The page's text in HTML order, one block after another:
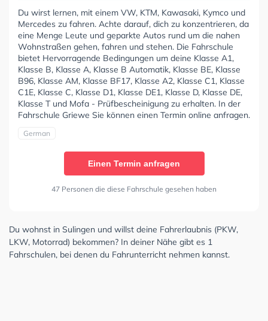
Du wirst lernen, mit einem VW, KTM, Kawasaki, Kymco und
Mercedes zu fahren. Achte darauf, dich zu konzentrieren, da
eine Menge Leute und geparkte Autos rund um die nahen
Wohnstraßen gehen, fahren und stehen. Die Fahrschule
bietet Hervorragende Bedingungen um deine Klasse A1,
Klasse B, Klasse A, Klasse B Automatik, Klasse BE, Klasse
B96, Klasse AM, Klasse BF17, Klasse A2, Klasse C1, Klasse
C1E, Klasse C, Klasse D1, Klasse DE1, Klasse D, Klasse DE,
Klasse T und Mofa - Prüfbescheinigung zu erhalten. In der
Fahrschule Griewe Sie können einen Termin online anfragen.
German
Einen Termin anfragen
47 Personen die diese Fahrschule gesehen haben
Du wohnst in Sulingen und willst deine Fahrerlaubnis (PKW,
LKW, Motorrad) bekommen? In deiner Nähe gibt es 1
Fahrschulen, bei denen du Fahrunterricht nehmen kannst.